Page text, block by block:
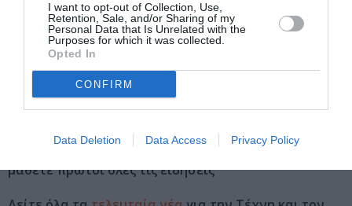
I want to opt-out of Collection, Use,
Retention, Sale, and/or Sharing of my
Personal Data that Is Unrelated with the
Purposes for which it was collected.
Opted In
CONFIRM
Data Deletion Data Access Privacy Policy
Τοποθεσία:
Amanzoe, Άγιος Παντελεήμονας, Κρανίδι
Πληροφορίες / Κρατήσεις:
Ακολουθήστε το Culturenow.gr στο Google News
μάθετε πρώτοι όλες τις ειδήσεις